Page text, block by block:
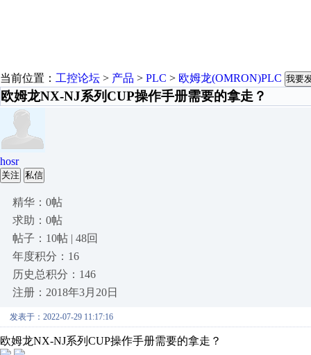
当前位置： 工控论坛 > 产品 > PLC > 欧姆龙(OMRON)PLC 我要
欧姆龙NX-NJ系列CUP操作手册需要的拿走？
hosr
关注 私信
精华：0帖
求助：0帖
帖子：10帖 | 48回
年度积分：16
历史总积分：146
注册：2018年3月20日
发表于：2022-07-29 11:17:16
欧姆龙NX-NJ系列CUP操作手册需要的拿走？